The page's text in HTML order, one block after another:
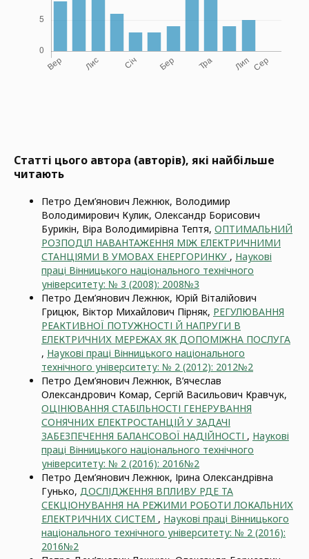
Статті цього автора (авторів), які найбільше
читають
Петро Дем’янович Лежнюк, Володимир
Володимирович Кулик, Олександр Борисович
Бурикін, Віра Володимирівна Тептя, ОПТИМАЛЬНИЙ
РОЗПОДІЛ НАВАНТАЖЕННЯ МІЖ ЕЛЕКТРИЧНИМИ
СТАНЦІЯМИ В УМОВАХ ЕНЕРГОРИНКУ , Наукові
праці Вінницького національного технічного
університету: № 3 (2008): 2008№3
Петро Дем’янович Лежнюк, Юрій Віталійович
Грицюк, Віктор Михайлович Пірняк, РЕГУЛЮВАННЯ
РЕАКТИВНОЇ ПОТУЖНОСТІ Й НАПРУГИ В
ЕЛЕКТРИЧНИХ МЕРЕЖАХ ЯК ДОПОМІЖНА ПОСЛУГА
, Наукові праці Вінницького національного
технічного університету: № 2 (2012): 2012№2
Петро Дем’янович Лежнюк, В’ячеслав
Олександрович Комар, Сергій Васильович Кравчук,
ОЦІНЮВАННЯ СТАБІЛЬНОСТІ ГЕНЕРУВАННЯ
СОНЯЧНИХ ЕЛЕКТРОСТАНЦІЙ У ЗАДАЧІ
ЗАБЕЗПЕЧЕННЯ БАЛАНСОВОЇ НАДІЙНОСТІ , Наукові
праці Вінницького національного технічного
університету: № 2 (2016): 2016№2
Петро Дем’янович Лежнюк, Ірина Олександрівна
Гунько, ДОСЛІДЖЕННЯ ВПЛИВУ РДЕ ТА
СЕКЦІОНУВАННЯ НА РЕЖИМИ РОБОТИ ЛОКАЛЬНИХ
ЕЛЕКТРИЧНИХ СИСТЕМ , Наукові праці Вінницького
національного технічного університету: № 2 (2016):
2016№2